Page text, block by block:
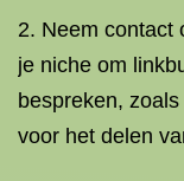
2. Neem contact
je niche om
bespreken,
voor het delen